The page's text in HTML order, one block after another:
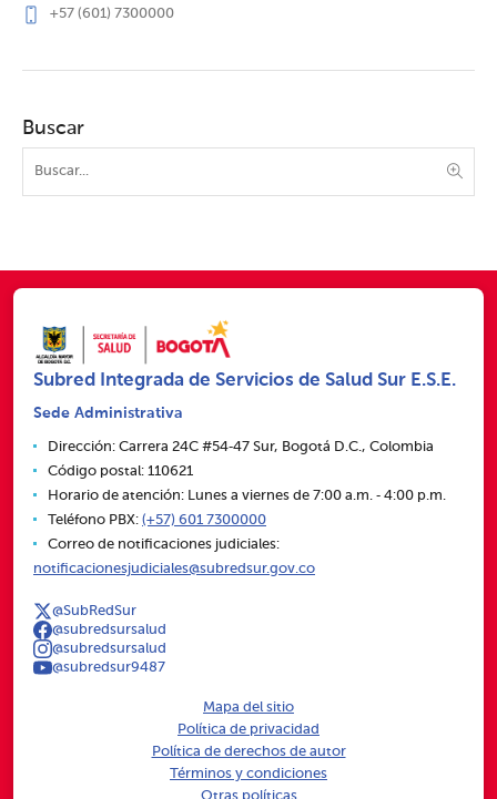
+57 (601) 7300000
Buscar
Subred Integrada de Servicios de Salud Sur E.S.E.
Sede Administrativa
Dirección: Carrera 24C #54‑47 Sur, Bogotá D.C., Colombia
Código postal: 110621
Horario de atención: Lunes a viernes de 7:00 a.m. ‑ 4:00 p.m.
Teléfono PBX: (+57) 601 7300000
Correo de notificaciones judiciales:
notificacionesjudiciales@subredsur.gov.co
@SubRedSur
@subredsursalud
@subredsursalud
@subredsur9487
Mapa del sitio
Política de privacidad
Política de derechos de autor
Términos y condiciones
Otras políticas